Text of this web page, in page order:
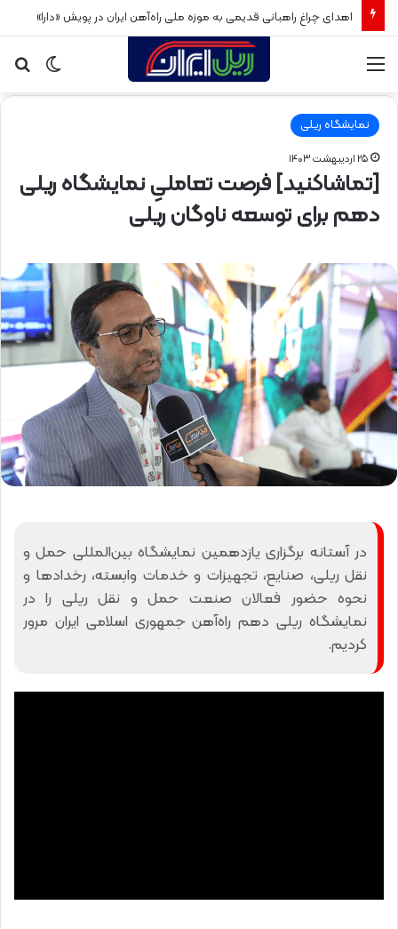
اهدای چراغ راهبانی قدیمی به موزه ملی راه‌آهن ایران در پویش «دارا»
تغییر
پوسته
نمایشگاه ریلی
۲۵ اردیبهشت ۱۴۰۳
[تماشاکنید] فرصت تعاملیِ نمایشگاه ریلی
دهم برای توسعه ناوگان ریلی
در آستانه برگزاری یازدهمین نمایشگاه بین‌المللی حمل و
نقل ریلی، صنایع، تجهیزات و خدمات وابسته، رخدادها و
نحوه حضور فعالان صنعت حمل و نقل ریلی را در
نمایشگاه ریلی دهم راه‌آهن جمهوری اسلامی ایران مرور
کردیم.